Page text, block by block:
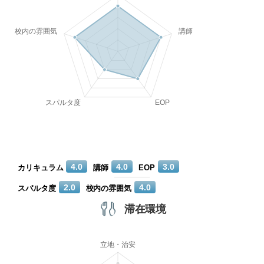
カリキュラム 4.0 講師 4.0 EOP 3.0
スパルタ度 2.0 校内の雰囲気 4.0
滞在環境